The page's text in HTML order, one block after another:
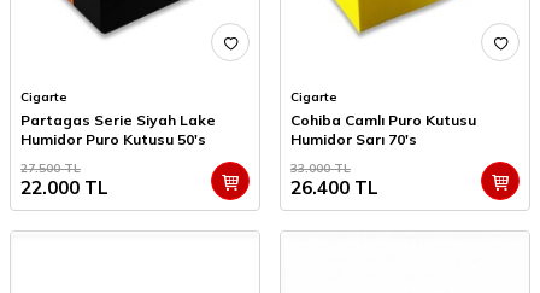
Cigarte
Partagas Serie Siyah Lake
Humidor Puro Kutusu 50's
27.500TL
22.000 TL
Cigarte
Cohiba Camlı Puro Kutusu
Humidor Sarı 70's
33.000TL
26.400 TL